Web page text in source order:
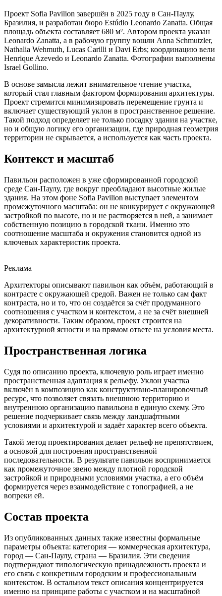
Проект Sofia Pavilion завершён в 2025 году в Сан-Паулу,
Бразилия, и разработан бюро Estúdio Leonardo Zanatta. Общая
площадь объекта составляет 680 м². Автором проекта указан
Leonardo Zanatta, а в рабочую группу вошли Anna Schmutzler,
Nathalia Wehmuth, Lucas Carilli и Davi Erbs; координацию вели
Henrique Azevedo и Leonardo Zanatta. Фотографии выполнены
Israel Gollino.
В основе замысла лежит внимательное чтение участка,
который стал главным фактором формирования архитектуры.
Проект стремится минимизировать перемещение грунта и
включает существующий уклон в пространственное решение.
Такой подход определяет не только посадку здания на участке,
но и общую логику его организации, где природная геометрия
территории не скрывается, а используется как часть проекта.
Контекст и масштаб
Павильон расположен в уже сформированной городской
среде Сан-Паулу, где вокруг преобладают высотные жилые
здания. На этом фоне Sofia Pavilion выступает элементом
промежуточного масштаба: он не конкурирует с окружающей
застройкой по высоте, но и не растворяется в ней, а занимает
собственную позицию в городской ткани. Именно это
соотношение масштаба и окружения становится одной из
ключевых характеристик проекта.
Реклама
Архитекторы описывают павильон как объём, работающий в
контрасте с окружающей средой. Важен не только сам факт
контраста, но и то, что он создаётся за счёт продуманного
соотношения с участком и контекстом, а не за счёт внешней
декоративности. Таким образом, проект строится на
архитектурной ясности и на прямом ответе на условия места.
Пространственная логика
Судя по описанию проекта, ключевую роль играет именно
пространственная адаптация к рельефу. Уклон участка
включён в композицию как конструктивно-планировочный
ресурс, что позволяет связать внешнюю территорию и
внутреннюю организацию павильона в единую схему. Это
решение подчеркивает связь между ландшафтными
условиями и архитектурой и задаёт характер всего объекта.
Такой метод проектирования делает рельеф не препятствием,
а основой для построения пространственной
последовательности. В результате павильон воспринимается
как промежуточное звено между плотной городской
застройкой и природными условиями участка, а его объём
формируется через взаимодействие с топографией, а не
вопреки ей.
Состав проекта
Из опубликованных данных также известны формальные
параметры объекта: категория — коммерческая архитектура,
город — Сан-Паулу, страна — Бразилия. Эти сведения
подтверждают типологическую принадлежность проекта и
его связь с конкретным городским и профессиональным
контекстом. В остальном текст описания концентрируется
именно на принципе работы с участком и на масштабной